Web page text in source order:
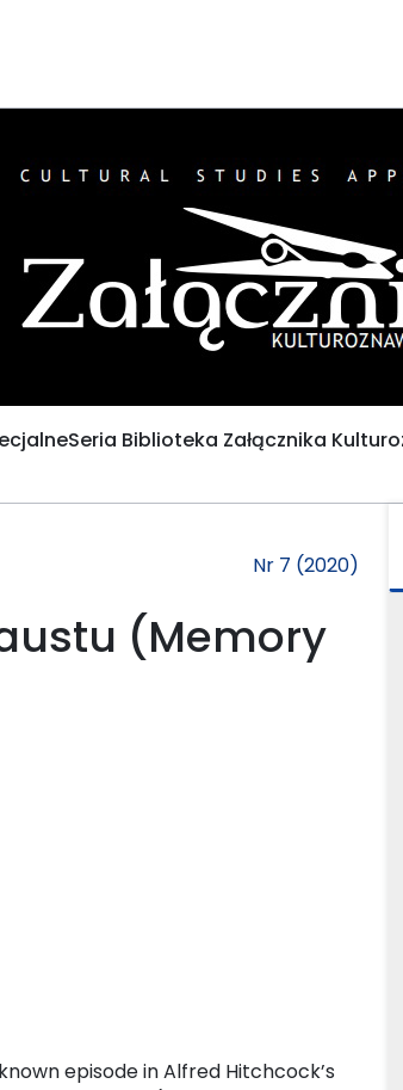
Seria Biblioteka Załącznika
Nr 7 (2020)
(Memory
episode in Alfred Hitchcock’s